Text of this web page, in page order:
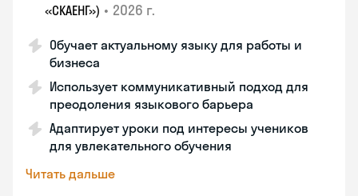
«СКАЕНГ») • 2026 г.
Обучает актуальному языку для работы и
бизнеса
Использует коммуникативный подход для
преодоления языкового барьера
Адаптирует уроки под интересы учеников
для увлекательного обучения
Читать дальше